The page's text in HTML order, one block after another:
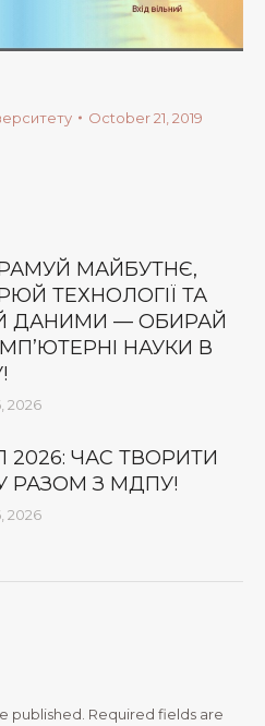
October 21, 2019
МАЙБУТНЄ,
ТЕХНОЛОГІЇ ТА
ДАНИМИ — ОБИРАЙ
НАУКИ В
2026
2026: ЧАС ТВОРИТИ
РАЗОМ З МДПУ!
2026
published. Required fields are